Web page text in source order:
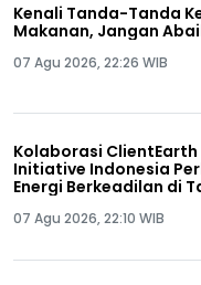
Kenali Tanda-Tanda
Makanan, Jangan
07 Agu 2026, 22:26 WIB
Kolaborasi
Initiative Indonesia
Energi Berkeadilan di
07 Agu 2026, 22:10 WIB